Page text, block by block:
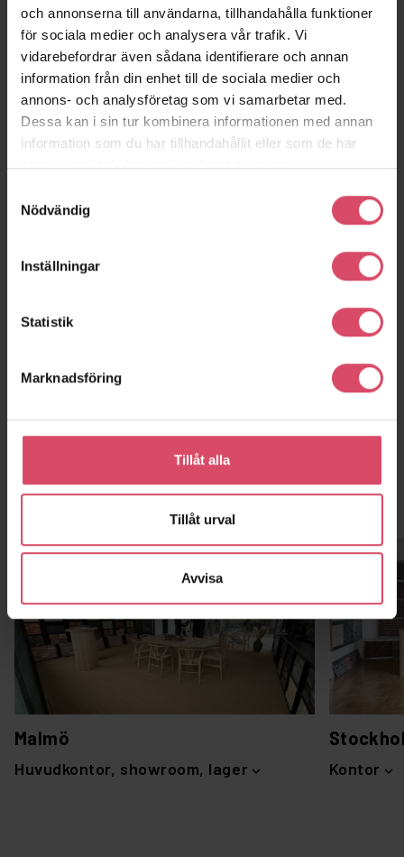
och annonserna till användarna, tillhandahålla funktioner
för sociala medier och analysera vår trafik. Vi
vidarebefordrar även sådana identifierare och annan
information från din enhet till de sociala medier och
annons- och analysföretag som vi samarbetar med.
Dessa kan i sin tur kombinera informationen med annan
information som du har tillhandahållit eller som de har
samlat in när du har använt deras tjänster.
Nödvändig
Inställningar
Statistik
Marknadsföring
Tillåt alla
Tillåt urval
Avvisa
marktegel
Kontor och showroom
Malmö
Huvudkontor, showroom, lager Kontor